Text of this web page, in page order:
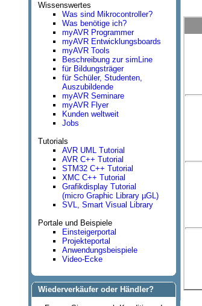
Wissenswertes
Was sind Mikrocontroller?
Was benötige ich?
myAVR Programmer
myAVR Entwicklungsboards
myAVR Tools
Beschreibung zur simLine
für Bildungsträger
für Schüler, Studenten,
Auszubildende
myAVR Seminare
myAVR Flyer
Kunden weltweit
Jobs
Tutorials
AVR UML Tutorial
AVR C++ Tutorial
STM32 C++ Tutorial
XMC C++ Tutorial
Grafikdisplay Tutorial
(micro Graphic Library µGL)
SVL, Smart Visual Library
Portale und Beispiele
Einsteigerportal
Projekteportal
Anwendungsbeispiele
Video-Ecke
Wiederverkäufer oder Händler?